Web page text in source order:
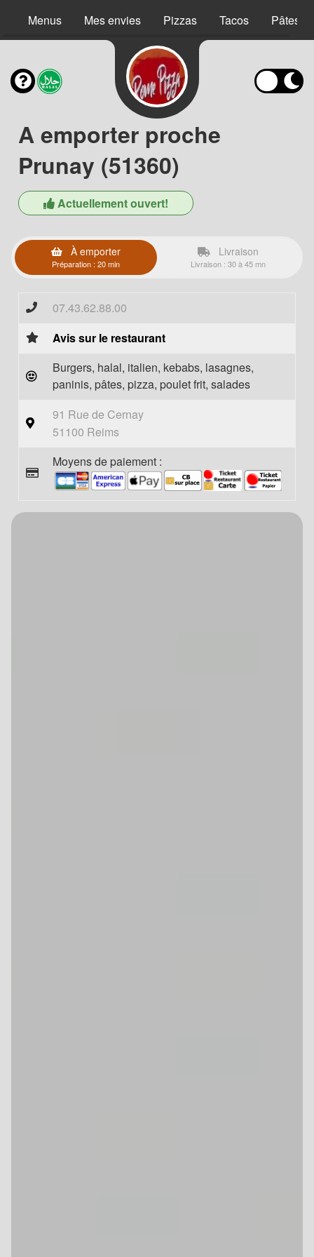
Menus Mes envies Pizzas Tacos Pâtes
A emporter proche
Prunay (51360)
Actuellement ouvert!
À emporter
Préparation : 20 min
Livraison
Livraison : 30 à 45 mn
07.43.62.88.00
Avis sur le restaurant
Burgers, halal, italien, kebabs, lasagnes,
paninis, pâtes, pizza, poulet frit, salades
91 Rue de Cernay
51100 Reims
Moyens de paiement :